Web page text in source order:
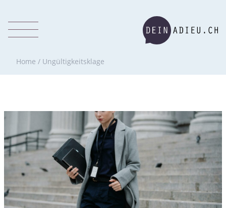
Home / Ungültigkeitsklage